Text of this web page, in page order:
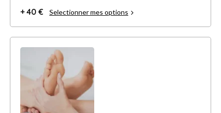
+ 40 € Selectionner mes options